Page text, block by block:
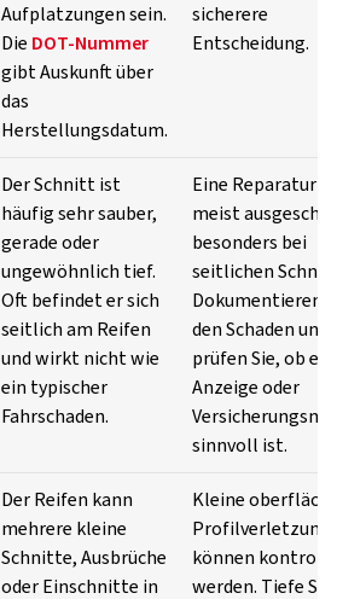
Aufplatzungen sein.
Die DOT-Nummer
gibt Auskunft über
das
Herstellungsdatum.
sicherere
Entscheidung.
Der Schnitt ist
häufig sehr sauber,
gerade oder
ungewöhnlich tief.
Oft befindet er sich
seitlich am Reifen
und wirkt nicht wie
ein typischer
Fahrschaden.
Eine Reparatur
meist
besonders bei
seitlichen
Dokumentieren
den Schaden und
prüfen Sie, ob
Anzeige oder
sinnvoll ist.
Der Reifen kann
mehrere kleine
Schnitte, Ausbrüche
oder Einschnitte in
Kleine
können
werden. Tiefe